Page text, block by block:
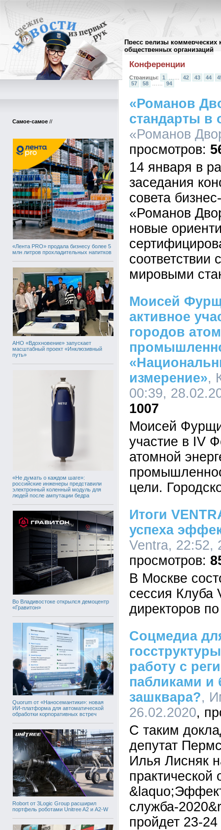
Пресс релизы коммерческих
общественных организаций
Самое-самое //
«Лента PRO» продала бизнесу более 5
млн литров прохладительных напитков
АНО «Вдохновение» запускает
масштабный проект «Инклюзивный
путь»
«Не думать о каждом шаге»:
российские инженеры представили
электронный коленный модуль для
людей после ампутации бедра
Во Владивостоке открылся демоцентр
«Гравитон»
Quorum от «Наносемантики»: новая
ИИ-платформа для автоматической
обработки корпоративных встреч
Robort от 3Logic Group расширил
портфель роботами Unitree A2 и A2-W
Архив пресс-релизов//
Конференции
Страницы: 1 42 43 44
57
58 …… 94
«Романов
стандарты в
«Романов
14 января в
заседания
совета
«Романов
новые
мировыми
Моисей
активное
городов
измерение»,
00:39,
1007
Моисей
участие в IV
атомной
цели.
Итоги
успеха
Ventra, 22:52,
В Москве
сессия Клуба
директоров
Соцмедиа
работу с
пабликами и
зашквара?,
26.02.2020
С таким
депутат
Илья Лисняк
служба-
пройдет 23-